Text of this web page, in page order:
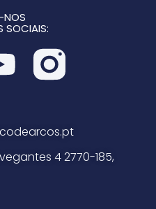
NOS
SOCIAIS:
4 2770-185,